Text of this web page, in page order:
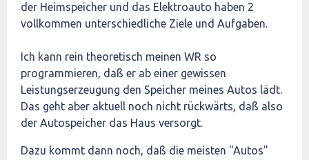
der Heimspeicher und das Elektroauto haben 2
vollkommen unterschiedliche Ziele und Aufgaben.
Ich kann rein theoretisch meinen WR so
programmieren, daß er ab einer gewissen
Leistungserzeugung den Speicher meines Autos lädt.
Das geht aber aktuell noch nicht rückwärts, daß also
der Autospeicher das Haus versorgt.
Dazu kommt dann noch, daß die meisten "Autos"